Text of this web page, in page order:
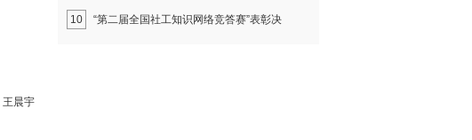
王晨宇
10 “第二届全国社工知识网络竞答赛”表彰决